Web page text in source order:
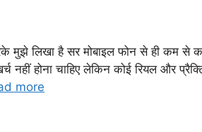
मुझे लिखा है सर मोबाइल फोन से ही कम से
नहीं होना चाहिए लेकिन कोई रियल और
more